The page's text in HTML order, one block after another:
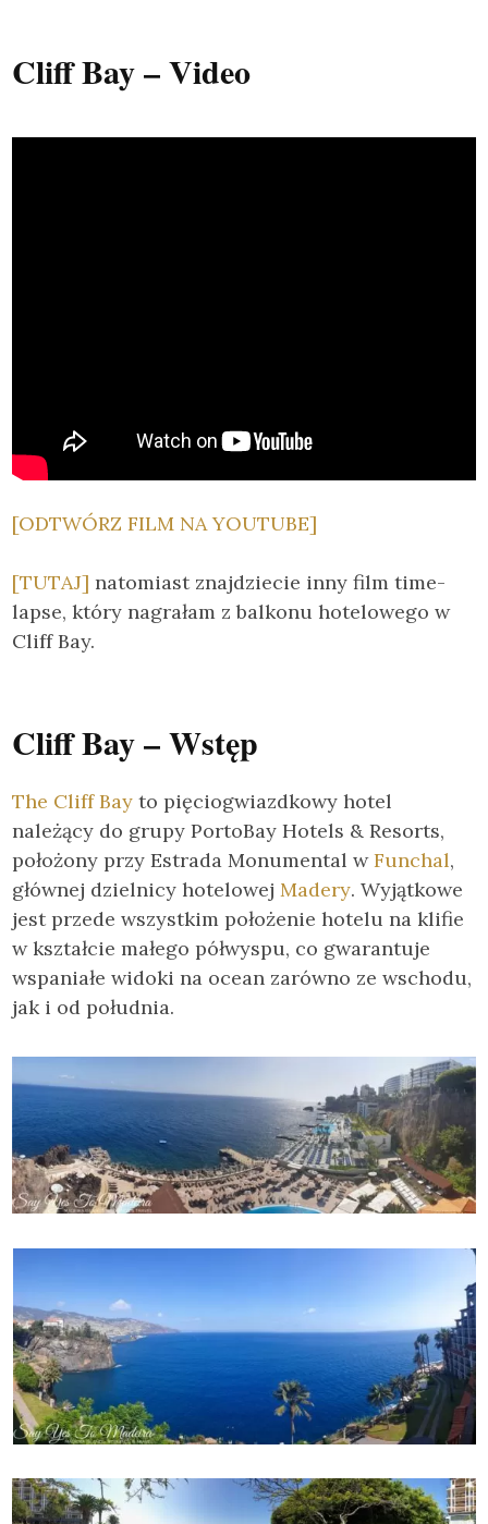
Cliff Bay – Video
[ODTWÓRZ FILM NA YOUTUBE]
[TUTAJ] natomiast znajdziecie inny film time-
lapse, który nagrałam z balkonu hotelowego w
Cliff Bay.
Cliff Bay – Wstęp
The Cliff Bay to pięciogwiazdkowy hotel
należący do grupy PortoBay Hotels & Resorts,
położony przy Estrada Monumental wFunchal,
głównej dzielnicy hotelowejMadery. Wyjątkowe
jest przede wszystkim położenie hotelu na klifie
w kształcie małego półwyspu, co gwarantuje
wspaniałe widoki na ocean zarówno ze wschodu,
jak i od południa.